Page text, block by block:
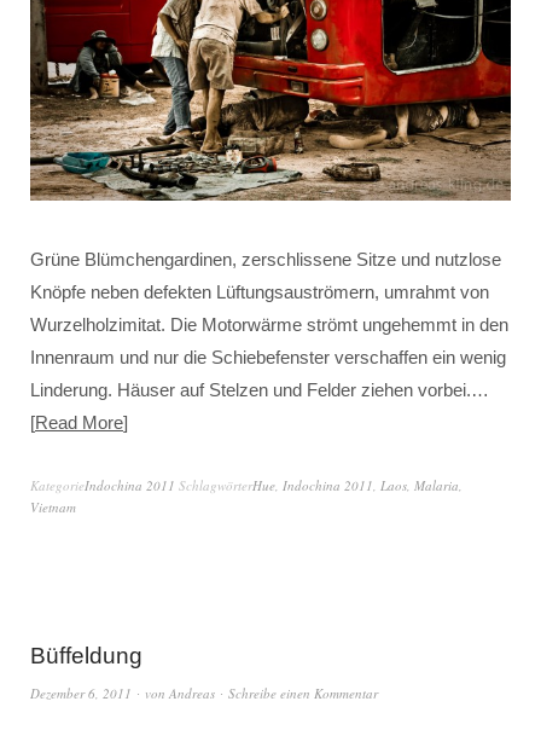
Grüne Blümchengardinen, zerschlissene Sitze und nutzlose
Knöpfe neben defekten Lüftungsauströmern, umrahmt von
Wurzelholzimitat. Die Motorwärme strömt ungehemmt in den
Innenraum und nur die Schiebefenster verschaffen ein wenig
Linderung. Häuser auf Stelzen und Felder ziehen vorbei.…
Read More
KategorieIndochina 2011 SchlagwörterHue Indochina 2011 Laos Malaria
Vietnam
Büffeldung
Dezember 6, 2011 von Andreas Schreibe einen Kommentar